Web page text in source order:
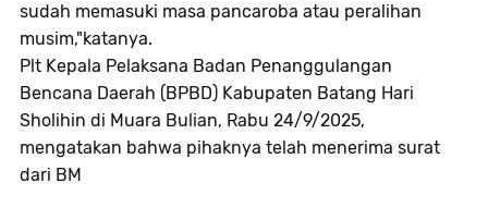
sudah memasuki masa pancaroba atau peralihan
musim,"katanya.
Plt Kepala Pelaksana Badan Penanggulangan
Bencana Daerah (BPBD) Kabupaten Batang Hari
Sholihin di Muara Bulian, Rabu 24/9/2025,
mengatakan bahwa pihaknya telah menerima surat
dari BM